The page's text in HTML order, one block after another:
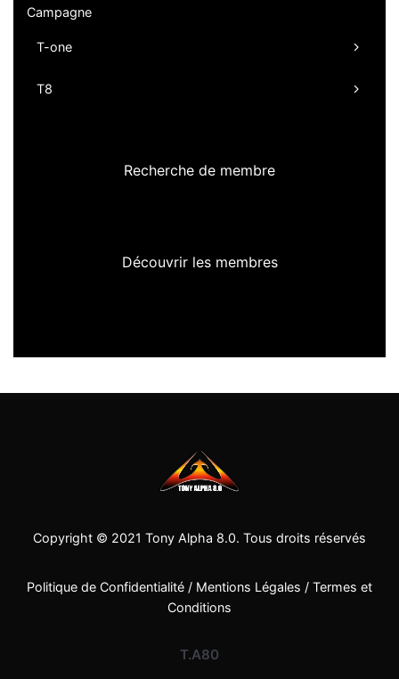
Campagne
T-one
T8
Recherche de membre
Découvrir les membres
Copyright © 2021 Tony Alpha 8.0. Tous droits réservés
Politique de Confidentialité / Mentions Légales / Termes et
Conditions
T.A80